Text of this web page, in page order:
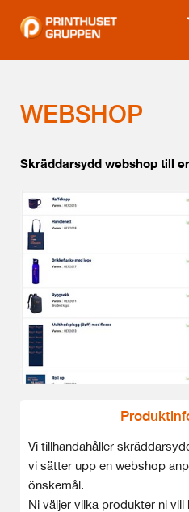
WEBSHOP
Skräddarsydd webshop till
Vi tillhandahåller
vi sätter upp en webshop
önskemål.
Ni väljer vilka produkter ni vill